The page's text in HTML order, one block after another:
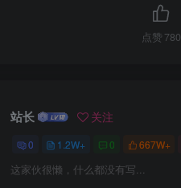
点赞 780
站长 关注
0 1.2W+ 0 667W+
这家伙很懒，什么都没有写...